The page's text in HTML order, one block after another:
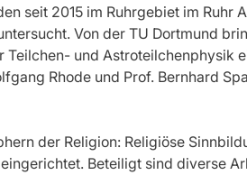
seit 2015 im Ruhrgebiet im Ruhr
Von der TU Dortmund
und Astroteilchenphysik
Rhode und Prof. Bernhard
der Religion: Religiöse
Beteiligt sind diverse